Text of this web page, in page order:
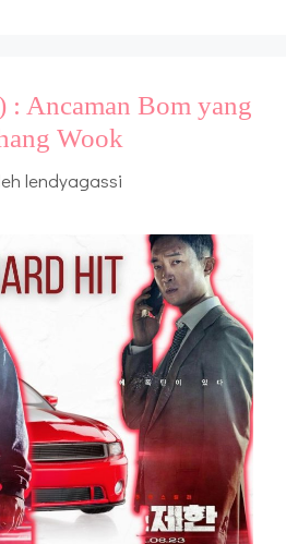
: Ancaman Bom yang
Wook
lendyagassi